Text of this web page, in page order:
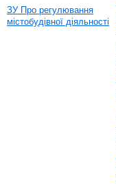
ЗУ Про регулювання
містобудівної діяльності